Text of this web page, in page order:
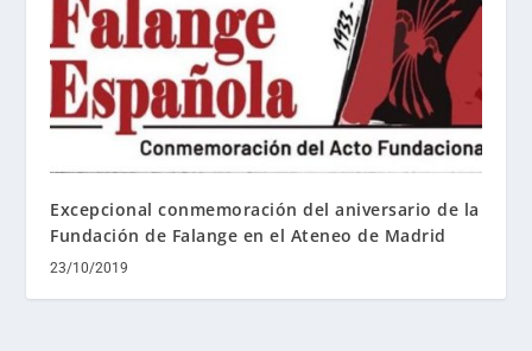
Excepcional conmemoración del aniversario de la
Fundación de Falange en el Ateneo de Madrid
23/10/2019